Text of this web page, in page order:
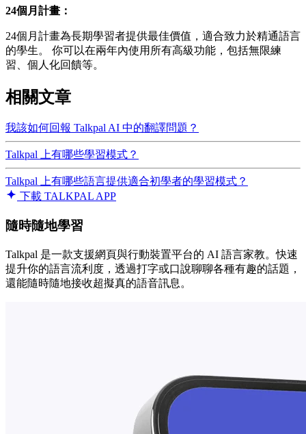
24個月計畫：
24個月計畫為長期學習者提供最佳價值，適合致力於精通語言
的學生。 你可以在兩年內使用所有高級功能，包括無限練
習、個人化回饋等。
相關文章
我該如何回報 Talkpal AI 中的翻譯問題？
Talkpal 上有哪些學習模式？
Talkpal 上有哪些語言提供適合初學者的學習模式？
下載 TALKPAL APP
隨時隨地學習
Talkpal 是一款支援網頁與行動裝置平台的 AI 語言家教。快速
提升你的語言流利度，透過打字或口說聊聊各種有趣的話題，
還能隨時隨地接收超擬真的語音訊息。